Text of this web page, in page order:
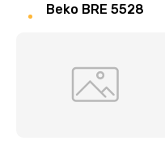
Beko BRE 5528